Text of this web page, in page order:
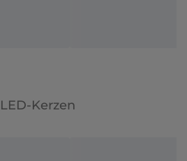
Kerzen